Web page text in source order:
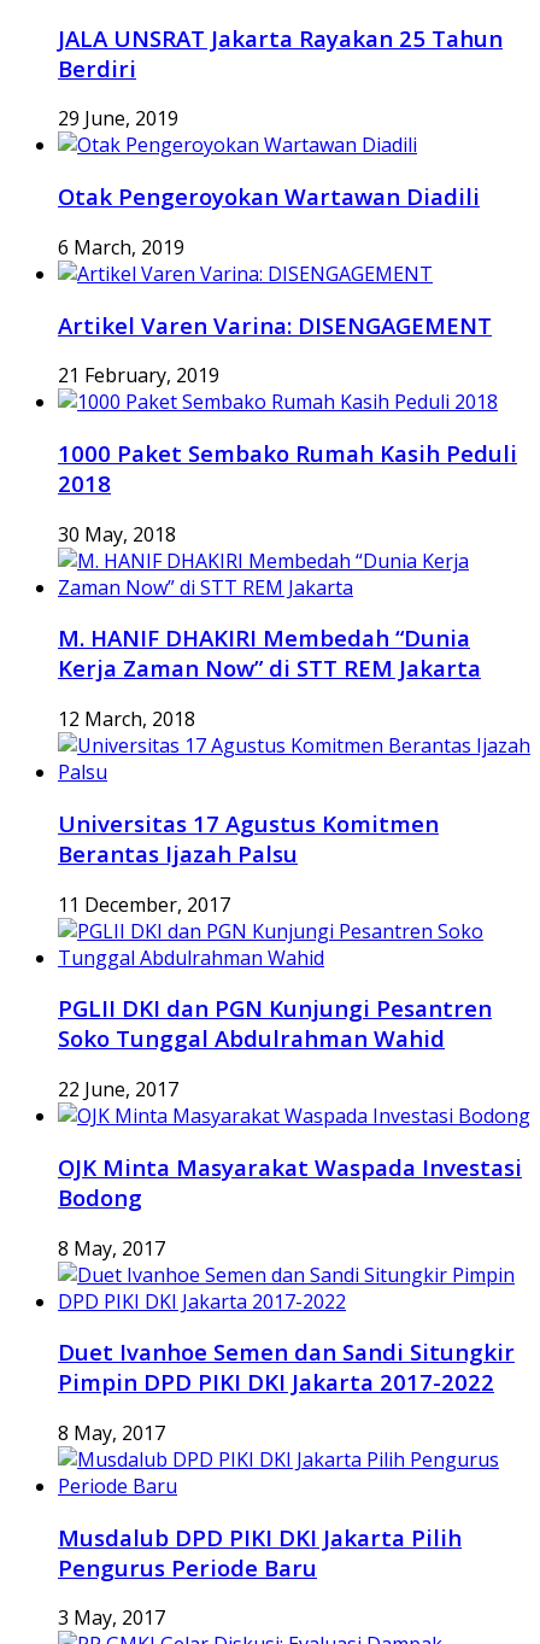
JALA UNSRAT Jakarta Rayakan 25 Tahun
Berdiri
29 June, 2019
Otak Pengeroyokan Wartawan Diadili
6 March, 2019
Artikel Varen Varina: DISENGAGEMENT
21 February, 2019
1000 Paket Sembako Rumah Kasih Peduli
2018
30 May, 2018
M. HANIF DHAKIRI Membedah “Dunia
Kerja Zaman Now” di STT REM Jakarta
12 March, 2018
Universitas 17 Agustus Komitmen
Berantas Ijazah Palsu
11 December, 2017
PGLII DKI dan PGN Kunjungi Pesantren
Soko Tunggal Abdulrahman Wahid
22 June, 2017
OJK Minta Masyarakat Waspada Investasi
Bodong
8 May, 2017
Duet Ivanhoe Semen dan Sandi Situngkir
Pimpin DPD PIKI DKI Jakarta 2017-2022
8 May, 2017
Musdalub DPD PIKI DKI Jakarta Pilih
Pengurus Periode Baru
3 May, 2017